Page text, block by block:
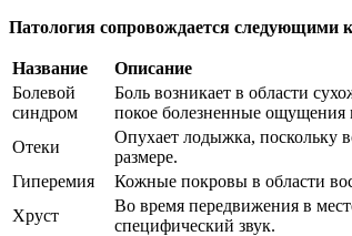
Патология сопровождается следующими
Название
Описание
Болевой
синдром
Боль возникает в области
покое болезненные ощущения
Отеки
Опухает лодыжка, поскольку
размере.
Гиперемия
Кожные покровы в области
Хруст
Во время передвижения в
специфический звук.